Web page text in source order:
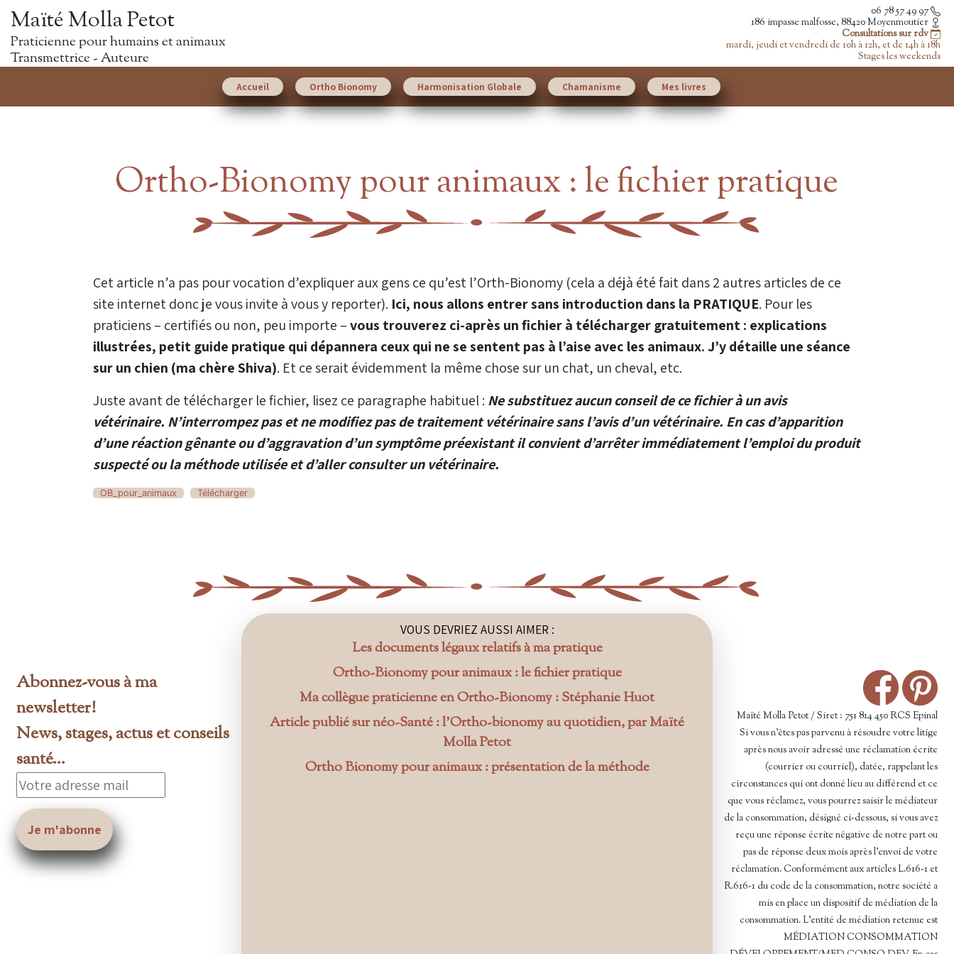
Maïté Molla Petot
Praticienne pour humains et animaux
Transmettrice - Auteure
06 78 57 49 97
186 impasse malfosse, 88420 Moyenmoutier
Consultations sur rdv
mardi, jeudi et vendredi de 10h à 12h, et de 14h à 18h
Stages les weekends
Accueil Ortho Bionomy Harmonisation Globale Chamanisme Mes livres
Ortho-Bionomy pour animaux : le fichier pratique
Cet article n’a pas pour vocation d’expliquer aux gens ce qu’est l’Orth-Bionomy (cela a déjà été fait dans 2 autres articles de ce
site internet donc je vous invite à vous y reporter). Ici, nous allons entrer sans introduction dans la PRATIQUE. Pour les
praticiens – certifiés ou non, peu importe –vous trouverez ci-après un fichier à télécharger gratuitement : explications
illustrées, petit guide pratique qui dépannera ceux qui ne se sentent pas à l’aise avec les animaux. J’y détaille une séance
sur un chien (ma chère Shiva). Et ce serait évidemment la même chose sur un chat, un cheval, etc.
Juste avant de télécharger le fichier, lisez ce paragraphe habituel : Ne substituez aucun conseil de ce fichier à un avis
vétérinaire. N’interrompez pas et ne modifiez pas de traitement vétérinaire sans l’avis d’un vétérinaire. En cas d’apparition
d’une réaction gênante ou d’aggravation d’un symptôme préexistant il convient d’arrêter immédiatement l’emploi du produit
suspecté ou la méthode utilisée et d’aller consulter un vétérinaire.
OB_pour_animaux Télécharger
VOUS DEVRIEZ AUSSI AIMER :
Les documents légaux relatifs à ma pratique
Ortho-Bionomy pour animaux : le fichier pratique
Ma collègue praticienne en Ortho-Bionomy : Stéphanie Huot
Article publié sur néo-Santé : l’Ortho-bionomy au quotidien, par Maïté
Molla Petot
Ortho Bionomy pour animaux : présentation de la méthode
Abonnez-vous à ma
newsletter!
News, stages, actus et conseils
santé...
Maïté Molla Petot / Siret : 751 814 450 RCS Epinal
Si vous n’êtes pas parvenu à résoudre votre litige
après nous avoir adressé une réclamation écrite
(courrier ou courriel), datée, rappelant les
circonstances qui ont donné lieu au différend et ce
que vous réclamez, vous pourrez saisir le médiateur
de la consommation, désigné ci-dessous, si vous avez
reçu une réponse écrite négative de notre part ou
pas de réponse deux mois après l’envoi de votre
réclamation. Conformément aux articles L.616-1 et
R.616-1 du code de la consommation, notre société a
mis en place un dispositif de médiation de la
consommation. L'entité de médiation retenue est
MÉDIATION CONSOMMATION